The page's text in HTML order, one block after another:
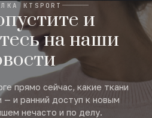
KTSPORT
и
на наши
прямо сейчас, какие ткани
— и ранний доступ к новым
нечасто и по делу.